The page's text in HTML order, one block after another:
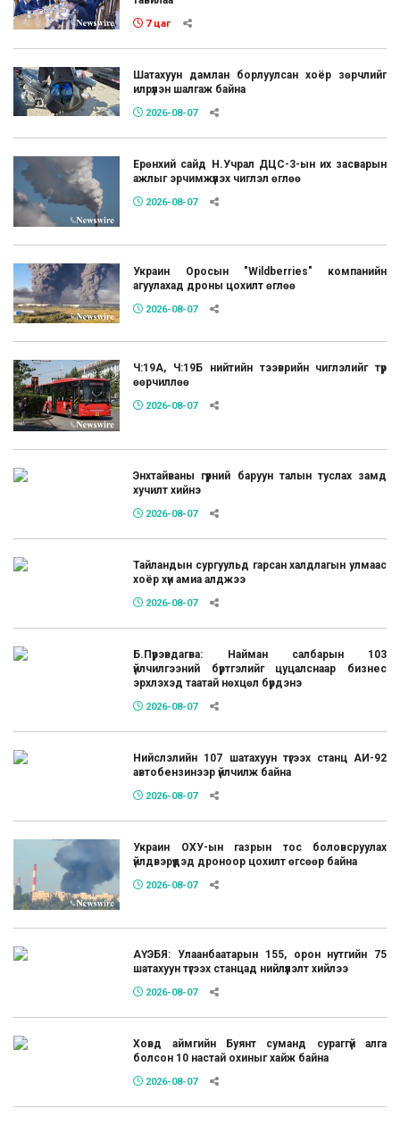
7 цаг
Шатахуун дамлан борлуулсан хоёр зөрчлийг
илрүүлэн шалгаж байна
2026-08-07
Ерөнхий сайд Н.Учрал ДЦС-3-ын их засварын
ажлыг эрчимжүүлэх чиглэл өглөө
2026-08-07
Украин Оросын "Wildberries" компанийн
агуулахад дроны цохилт өглөө
2026-08-07
Ч:19А, Ч:19Б нийтийн тээврийн чиглэлийг түр
өөрчиллөө
2026-08-07
Энхтайваны гүүрний баруун талын туслах замд
хучилт хийнэ
2026-08-07
Тайландын сургуульд гарсан халдлагын улмаас
хоёр хүн амиа алджээ
2026-08-07
Б.Пүрэвдагва: Найман салбарын 103
үйлчилгээний бүртгэлийг цуцалснаар бизнес
эрхлэхэд таатай нөхцөл бүрдэнэ
2026-08-07
Нийслэлийн 107 шатахуун түгээх станц АИ-92
автобензинээр үйлчилж байна
2026-08-07
Украин ОХУ-ын газрын тос боловсруулах
үйлдвэрүүдэд дроноор цохилт өгсөөр байна
2026-08-07
АҮЭБЯ: Улаанбаатарын 155, орон нутгийн 75
шатахуун түгээх станцад нийлүүлэлт хийлээ
2026-08-07
Ховд аймгийн Буянт суманд сураггүй алга
болсон 10 настай охиныг хайж байна
2026-08-07